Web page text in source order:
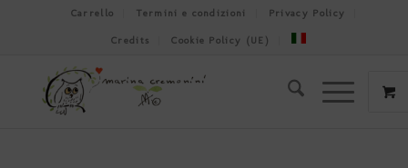
Carrello Termini e condizioni Privacy Policy
Credits Cookie Policy (UE)